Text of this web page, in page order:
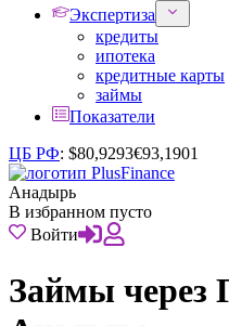
Экспертиза
кредиты
ипотека
кредитные карты
займы
Показатели
ЦБ РФ: $80,9293€93,1901
Анадырь
В избранном пусто
Войти
Займы через